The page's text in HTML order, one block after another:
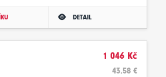
DETAIL
1 046 Kč
43.58 €